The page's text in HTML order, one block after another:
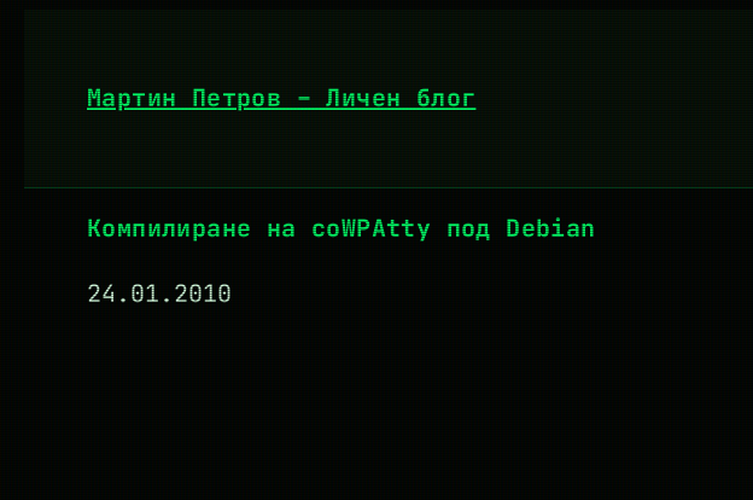
съдържанието
Мартин Петров – Личен блог
Компилиране на coWPAtty под Debian
24.01.2010